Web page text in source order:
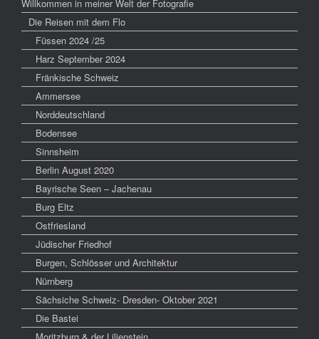
Willkommen in meiner Welt der Fotografie
Die Reisen mit dem Flo
Füssen 2024 /25
Harz September 2024
Fränkische Schweiz
Ammersee
Norddeutschland
Bodensee
Sinnsheim
Berlin August 2020
Bayrische Seen – Jachenau
Burg Eltz
Ostfriesland
Jüdischer Friedhof
Burgen, Schlösser und Architektur
Nürnberg
Sächsiche Schweiz- Dresden- Oktober 2021
Die Bastei